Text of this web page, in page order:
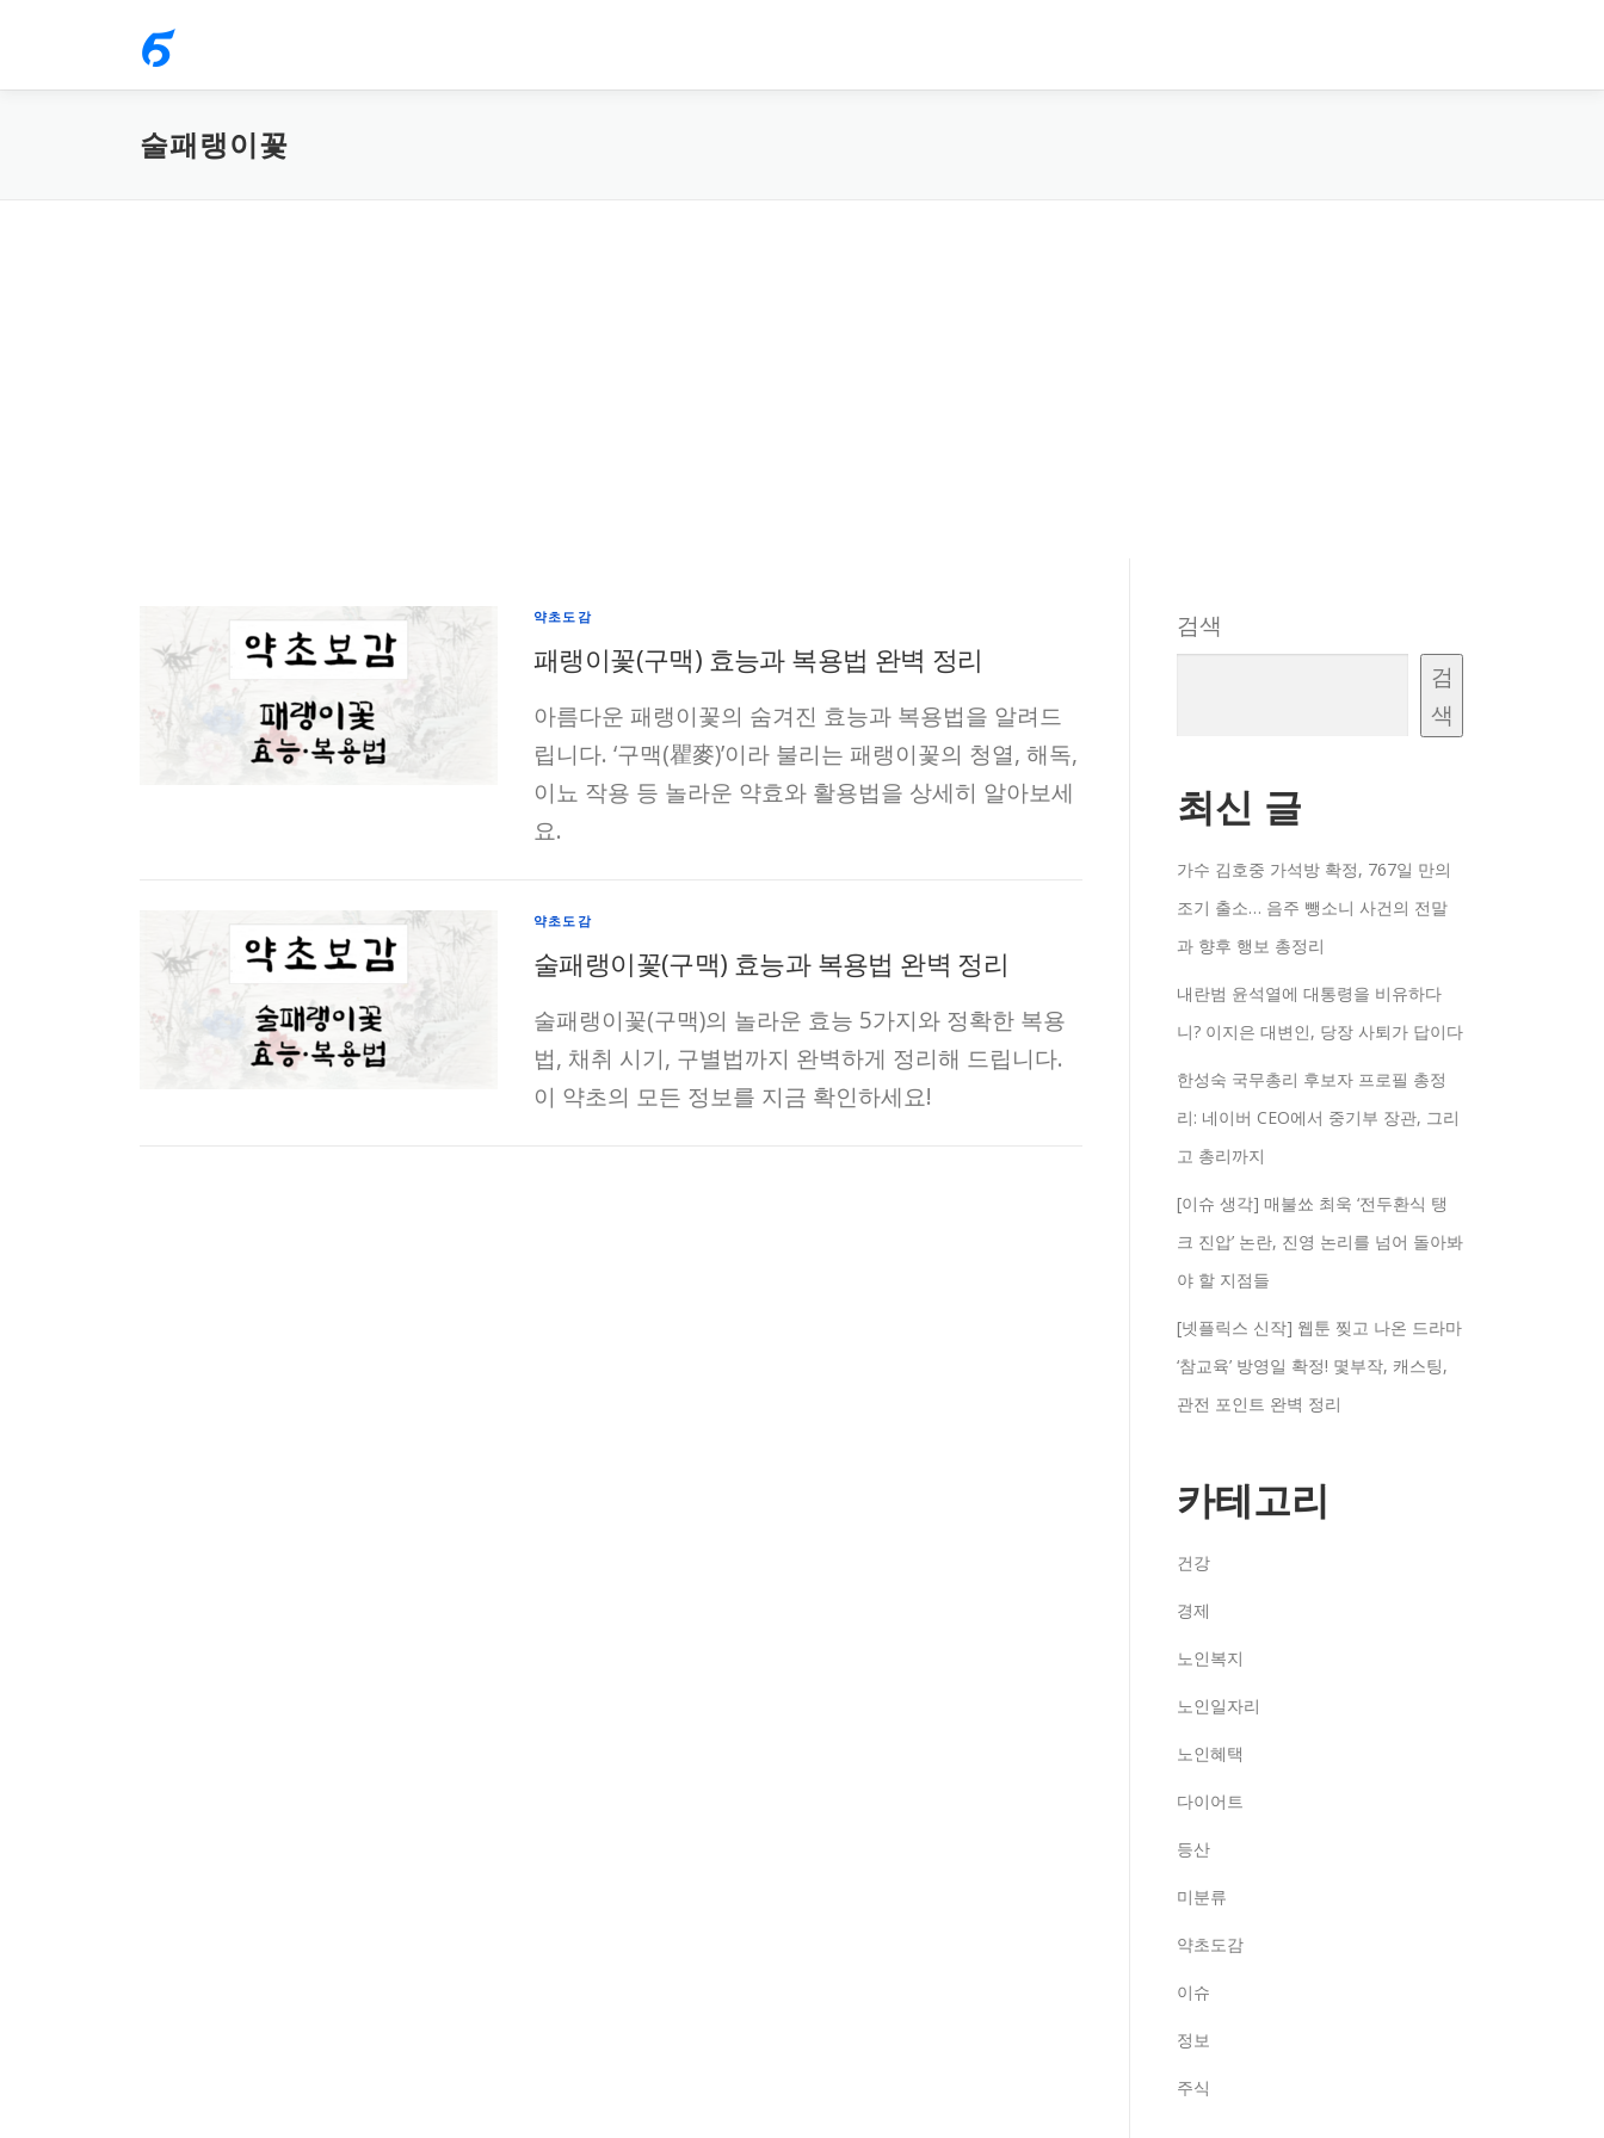
으
술패랭이꽃
약초도감
패랭이꽃(구맥) 효능과 복용법 완벽 정리
아름다운 패랭이꽃의 숨겨진 효능과 복용법을 알려드
립니다. ‘구맥(瞿麥)’이라 불리는 패랭이꽃의 청열, 해독,
이뇨 작용 등 놀라운 약효와 활용법을 상세히 알아보세
요.
약초도감
술패랭이꽃(구맥) 효능과 복용법 완벽 정리
술패랭이꽃(구맥)의 놀라운 효능 5가지와 정확한 복용
법, 채취 시기, 구별법까지 완벽하게 정리해 드립니다.
이 약초의 모든 정보를 지금 확인하세요!
검색
검
색
최신 글
가수 김호중 가석방 확정, 767일 만의
조기 출소… 음주 뺑소니 사건의 전말
과 향후 행보 총정리
내란범 윤석열에 대통령을 비유하다
니? 이지은 대변인, 당장 사퇴가 답이다
한성숙 국무총리 후보자 프로필 총정
리: 네이버 CEO에서 중기부 장관, 그리
고 총리까지
[이슈 생각] 매불쑈 최욱 ‘전두환식 탱
크 진압’ 논란, 진영 논리를 넘어 돌아봐
야 할 지점들
[넷플릭스 신작] 웹툰 찢고 나온 드라마
‘참교육’ 방영일 확정! 몇부작, 캐스팅,
관전 포인트 완벽 정리
카테고리
건강
경제
노인복지
노인일자리
노인혜택
다이어트
등산
미분류
약초도감
이슈
정보
주식